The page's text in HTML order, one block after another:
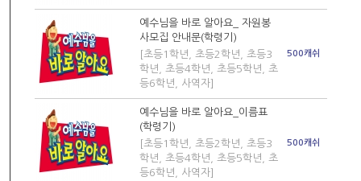
예수님을 바로 알아요_ 자원봉
사모집 안내문(학령기)
[초등1학년, 초등2학년, 초등3
학년, 초등4학년, 초등5학년, 초
등6학년, 사역자]
500캐쉬
예수님을 바로 알아요_이름표
(학령기)
[초등1학년, 초등2학년, 초등3
학년, 초등4학년, 초등5학년, 초
등6학년, 사역자]
500캐쉬